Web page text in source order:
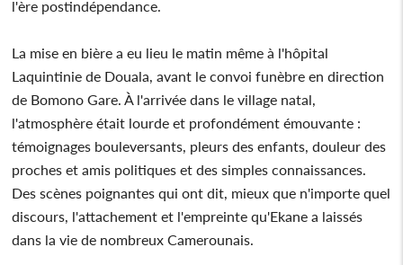
l'ère postindépendance.
La mise en bière a eu lieu le matin même à l'hôpital
Laquintinie de Douala, avant le convoi funèbre en direction
de Bomono Gare. À l'arrivée dans le village natal,
l'atmosphère était lourde et profondément émouvante :
témoignages bouleversants, pleurs des enfants, douleur des
proches et amis politiques et des simples connaissances.
Des scènes poignantes qui ont dit, mieux que n'importe quel
discours, l'attachement et l'empreinte qu'Ekane a laissés
dans la vie de nombreux Camerounais.